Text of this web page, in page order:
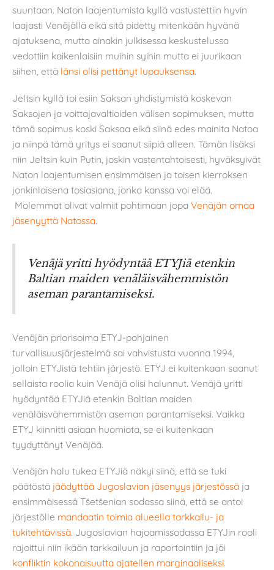
suuntaan. Naton laajentumista kyllä vastustettiin hyvin
laajasti Venäjällä eikä sitä pidetty mitenkään hyvänä
ajatuksena, mutta ainakin julkisessa keskustelussa
vedottiin kaikenlaisiin muihin syihin mutta ei juurikaan
siihen, että länsi olisi pettänyt lupauksensa.
Jeltsin kyllä toi esiin Saksan yhdistymistä koskevan
Saksojen ja voittajavaltioiden välisen sopimuksen, mutta
tämä sopimus koski Saksaa eikä siinä edes mainita Natoa
ja niinpä tämä yritys ei saanut siipiä alleen. Tämän lisäksi
niin Jeltsin kuin Putin, joskin vastentahtoisesti, hyväksyivät
Naton laajentumisen ensimmäisen ja toisen kierroksen
jonkinlaisena tosiasiana, jonka kanssa voi elää.
Molemmat olivat valmiit pohtimaan jopa Venäjän omaa
jäsenyyttä Natossa.
Venäjä yritti hyödyntää ETYJiä etenkin
Baltian maiden venäläisvähemmistön
aseman parantamiseksi.
Venäjän priorisoima ETYJ-pohjainen
turvallisuusjärjestelmä sai vahvistusta vuonna 1994,
jolloin ETYJistä tehtiin järjestö. ETYJ ei kuitenkaan saanut
sellaista roolia kuin Venäjä olisi halunnut. Venäjä yritti
hyödyntää ETYJiä etenkin Baltian maiden
venäläisvähemmistön aseman parantamiseksi. Vaikka
ETYJ kiinnitti asiaan huomiota, se ei kuitenkaan
tyydyttänyt Venäjää.
Venäjän halu tukea ETYJiä näkyi siinä, että se tuki
päätöstä jäädyttää Jugoslavian jäsenyys järjestössä ja
ensimmäisessä Tšetšenian sodassa siinä, että se antoi
järjestölle mandaatin toimia alueella tarkkailu- ja
tukitehtävissä. Jugoslavian hajoamissodassa ETYJin rooli
rajoittui niin ikään tarkkailuun ja raportointiin ja jäi
konfliktin kokonaisuutta ajatellen marginaaliseksi.